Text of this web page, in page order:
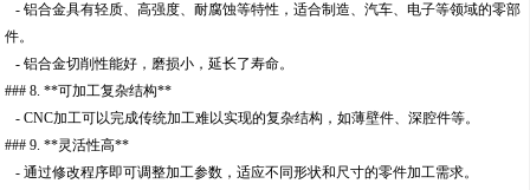
- 铝合金具有轻质、高强度、耐腐蚀等特性，适合制造、汽车、电子等领域的零部
件。
- 铝合金切削性能好，磨损小，延长了寿命。
### 8. **可加工复杂结构**
- CNC加工可以完成传统加工难以实现的复杂结构，如薄壁件、深腔件等。
### 9. **灵活性高**
- 通过修改程序即可调整加工参数，适应不同形状和尺寸的零件加工需求。